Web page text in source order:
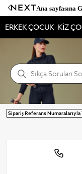
Ana sayfasına
ERKEK ÇOCUK KİZ
NEXT
Ara
Sipariş Referans Numaralarıyla